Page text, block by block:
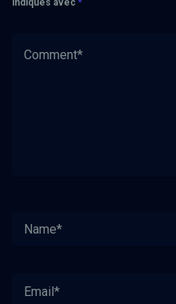
indiqués avec *